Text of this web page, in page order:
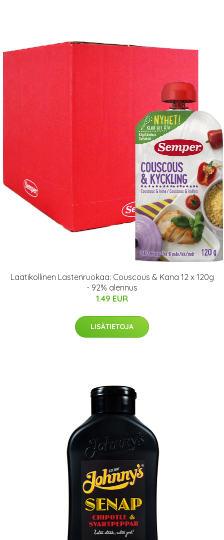
Laatikollinen Lastenruokaa: Couscous & Kana 12 x 120g
- 92% alennus
1.49 EUR
LISÄTIETOJA